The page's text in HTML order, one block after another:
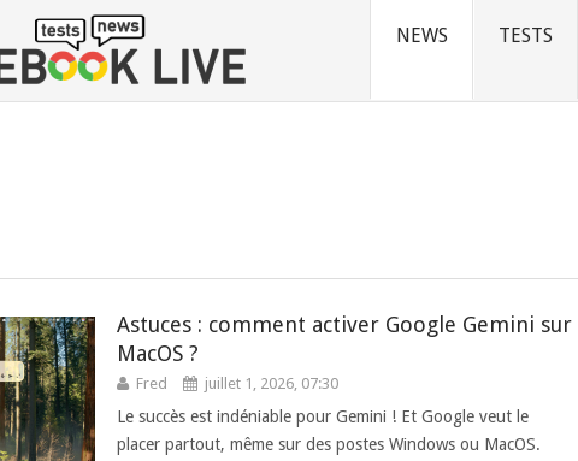
NEWS TESTS
Astuces : comment activer Google Gemini sur
MacOS ?
Fred juillet 1, 2026, 07:30
Le succès est indéniable pour Gemini ! Et Google veut le
placer partout, même sur des postes Windows ou MacOS.